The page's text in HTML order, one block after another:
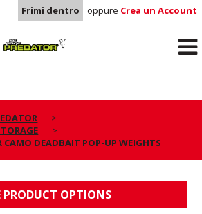
Frimi dentro oppure Crea un Account
CAMO DEADBAIT POP-UP WEIGHTS
CAMO DEADBAIT POP-
PRODUCT OPTIONS